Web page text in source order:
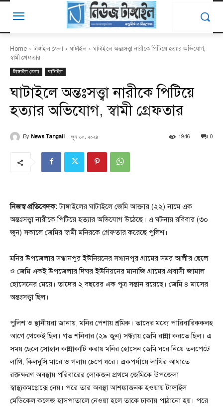
Home টাঙ্গাইল জেলা ঘাটাইল
ঘাটাইলে অন্তঃসত্ত্বা নারীকে পিটিয়ে হত্যার অভিযোগ,
স্বামী গ্রেফতার
টাঙ্গাইল জেলা ঘাটাইল
ঘাটাইলে অন্তঃসত্ত্বা নারীকে পিটিয়ে
হত্যার অভিযোগ, স্বামী গ্রেফতার
By News Tangail জুন ৩০, ২০২৪ 0
1946
নিজস্ব প্রতিবেদক:টাঙ্গাইলের ঘাটাইলে জেমি আক্তার (২২) নামে এক
অন্তঃসত্ত্বা নারীকে পিটিয়ে হত্যার অভিযোগ উঠেছে। এ ঘটনায় রবিবার (৩০
জুন) সকালে জেমির স্বামী মনিরকে গ্রেফতার করেছে পুলিশ।
মনির উপজেলার সন্ধানপুর ইউনিয়নের সন্ধানপুর গ্রামের সমর আলীর ছেলে
ও জেমি একই উপজেলার দিঘর ইউনিয়নের মানাজি গ্রামের প্রবাসী জামাল
হোসেনের মেয়ে। তাদের ২ বছরের এক পুত্র সন্তান রয়েছে। জেমি ৪ মাসের
অন্তঃসত্ত্বা ছিল।
পুলিশ ও স্থানীয়রা জানায়, মনির পেশায় শ্রমিক। তাদের মধ্যে পারিবারিককলহ
আগে থেকেই ছিল। গত শনিবার (২৯ জুন) সন্ধ্যায় জেমি রান্না করতে ছিল। এ
সময় ছেলে সোহান কান্নাকাটি করায় মনির হোসেন জেমি ঘরে নিয়ে তলপেটে
লাথি, কিলঘুসি মারে ও গলায় চেপে ধরে। একপর্যায়ে লাথির আঘাতে
রক্তক্ষরণ অবস্থায় পরিবারের লোকজন প্রথমে জেমিকে উপজেলা
স্বাস্থ্যকমপ্লেক্সে নেয়। পরে তার অবস্থা আশঙ্কাজনক হওয়ায় টাঙ্গাইল
মেডিকেল কলেজ হাসপাতালে নেওয়া হলে তাকে ঢাকায় পাঠানো হয়। পরে